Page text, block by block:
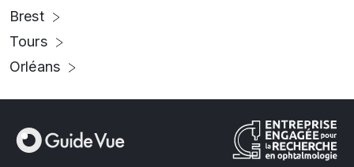
Brest
Tours
Orléans